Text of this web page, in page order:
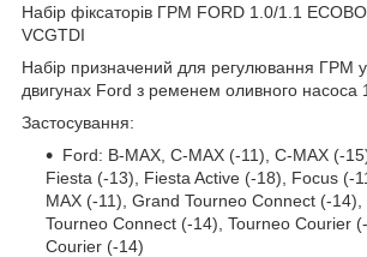
Набір фіксаторів ГРМ FORD 1.0/1.1
VCGTDI
Набір призначений для регулювання ГРМ
двигунах Ford з ременем оливного насоса
Застосування:
Ford: B-MAX, C-MAX (-11), C-MAX (-
Fiesta (-13), Fiesta Active (-18), Focus (-
MAX (-11), Grand Tourneo Connect (-14),
Tourneo Connect (-14), Tourneo Courier
Courier (-14)